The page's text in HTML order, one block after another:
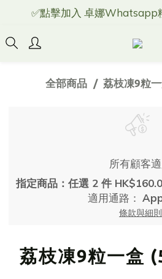
✅點擊加入 卓娜Whatsapp
全部商品 荔枝凍9粒
所有顧客
指定商品：任選 2 件
適用通路：
條款與細則
荔枝凍9粒一盒